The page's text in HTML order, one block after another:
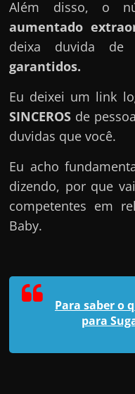
Além disso, o
aumentado
deixa duvida
garantidos.
Eu deixei um link
SINCEROS de
duvidas que você.
Eu acho
dizendo, por que
competentes em
Baby.
Para saber o
para